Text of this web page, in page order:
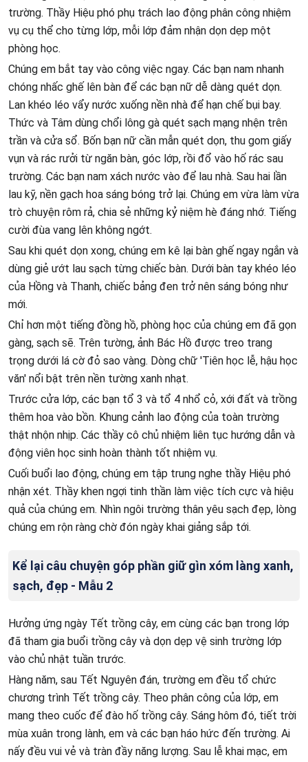
trường. Thầy Hiệu phó phụ trách lao động phân công nhiệm
vụ cụ thể cho từng lớp, mỗi lớp đảm nhận dọn dẹp một
phòng học.
Chúng em bắt tay vào công việc ngay. Các bạn nam nhanh
chóng nhấc ghế lên bàn để các bạn nữ dễ dàng quét dọn.
Lan khéo léo vẩy nước xuống nền nhà để hạn chế bụi bay.
Thức và Tâm dùng chổi lông gà quét sạch mạng nhện trên
trần và cửa sổ. Bốn bạn nữ cần mẫn quét dọn, thu gom giấy
vụn và rác rưởi từ ngăn bàn, góc lớp, rồi đổ vào hố rác sau
trường. Các bạn nam xách nước vào để lau nhà. Sau hai lần
lau kỹ, nền gạch hoa sáng bóng trở lại. Chúng em vừa làm vừa
trò chuyện rôm rả, chia sẻ những kỷ niệm hè đáng nhớ. Tiếng
cười đùa vang lên không ngớt.
Sau khi quét dọn xong, chúng em kê lại bàn ghế ngay ngắn và
dùng giẻ ướt lau sạch từng chiếc bàn. Dưới bàn tay khéo léo
của Hồng và Thanh, chiếc bảng đen trở nên sáng bóng như
mới.
Chỉ hơn một tiếng đồng hồ, phòng học của chúng em đã gọn
gàng, sạch sẽ. Trên tường, ảnh Bác Hồ được treo trang
trọng dưới lá cờ đỏ sao vàng. Dòng chữ 'Tiên học lễ, hậu học
văn' nổi bật trên nền tường xanh nhạt.
Trước cửa lớp, các bạn tổ 3 và tổ 4 nhổ cỏ, xới đất và trồng
thêm hoa vào bồn. Khung cảnh lao động của toàn trường
thật nhộn nhịp. Các thầy cô chủ nhiệm liên tục hướng dẫn và
động viên học sinh hoàn thành tốt nhiệm vụ.
Cuối buổi lao động, chúng em tập trung nghe thầy Hiệu phó
nhận xét. Thầy khen ngợi tinh thần làm việc tích cực và hiệu
quả của chúng em. Nhìn ngôi trường thân yêu sạch đẹp, lòng
chúng em rộn ràng chờ đón ngày khai giảng sắp tới.
Kể lại câu chuyện góp phần giữ gìn xóm làng xanh,
sạch, đẹp - Mẫu 2
Hưởng ứng ngày Tết trồng cây, em cùng các bạn trong lớp
đã tham gia buổi trồng cây và dọn dẹp vệ sinh trường lớp
vào chủ nhật tuần trước.
Hàng năm, sau Tết Nguyên đán, trường em đều tổ chức
chương trình Tết trồng cây. Theo phân công của lớp, em
mang theo cuốc để đào hố trồng cây. Sáng hôm đó, tiết trời
mùa xuân trong lành, em và các bạn háo hức đến trường. Ai
nấy đều vui vẻ và tràn đầy năng lượng. Sau lễ khai mạc, em